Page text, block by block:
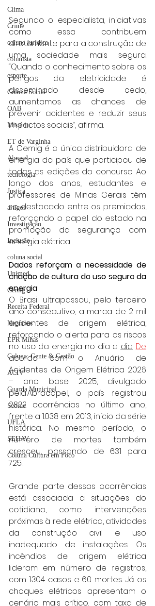
Clima
Crime
coluna juridica
colunista
esporte
Coluna Social
OAB
Mistério
ET de Varginha
Abrasel
tecnologia
Justiça
artigos
Investigação
Inclusão
coluna social
Unimed
Cemig
Receita Federal
Negócios
EPR Minas
Coluna: Gente & Gestão
ACIV
Guarda Municipal
Sebrae
UFLA
SEHAV
Coluna Cultura em Foco
Segundo o especialista, iniciativas
como essa contribuem
diretamente para a construção de
uma sociedade mais segura.
“Quando o conhecimento sobre os
perigos da eletricidade é
disseminado desde cedo,
aumentamos as chances de
prevenir acidentes e reduzir seus
impactos sociais”, afirma.
A Cemig é a única distribuidora de
energia do país que participou de
todas as edições do concurso. Ao
longo dos anos, estudantes e
professores de Minas Gerais têm
se destacado entre os premiados,
reforçando o papel do estado na
promoção da segurança com
energia elétrica.
Dados reforçam a necessidade de
criação de cultura do uso seguro da
energia
O Brasil ultrapassou, pelo terceiro
ano consecutivo, a marca de 2 mil
acidentes de origem elétrica,
reforçando o alerta para os riscos
no uso da energia no dia a dia. De
acordo com o Anuário de
Acidentes de Origem Elétrica 2026
– ano base 2025, divulgado
pela Abracopel, o país registrou
2.322 ocorrências no último ano,
frente a 1.038 em 2013, início da série
histórica. No mesmo período, o
número de mortes também
cresceu, passando de 631 para
725.
Grande parte dessas ocorrências
está associada a situações do
cotidiano, como intervenções
próximas à rede elétrica, atividades
da construção civil e uso
inadequado de instalações. Os
incêndios de origem elétrica
lideram em número de registros,
com 1.304 casos e 60 mortes. Já os
choques elétricos apresentam o
cenário mais crítico, com taxa de